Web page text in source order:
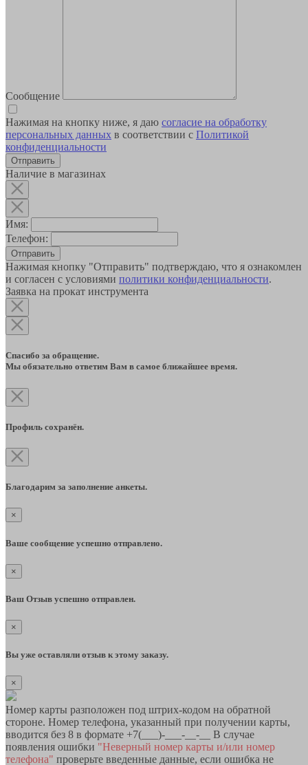
Сообщение
Нажимая на кнопку ниже, я даю согласие на обработку
персональных данных в соответствии с Политикой
конфиденциальности
Наличие в магазинах
Имя:
Телефон:
Отправить
Нажимая кнопку "Отправить" подтверждаю, что я ознакомлен
и согласен с условиями политики конфиденциальности.
Заявка на прокат инструмента
Спасибо за обращение.
Мы обязательно ответим Вам в самое ближайшее время.
Профиль сохранён.
Благодарим за заполнение анкеты.
×
Ваше сообщение успешно отправлено.
×
Ваш Отзыв успешно отправлен.
×
Вы уже оставляли отзыв к этому заказу.
×
Номер карты разположен под штрих-кодом на обратной
стороне. Номер телефона, указанный при получении карты,
вводится без 8 в формате +7(___)-___-__-__ В случае
появления ошибки "Неверный номер карты и/или номер
телефона" проверьте введенные данные, если ошибка не